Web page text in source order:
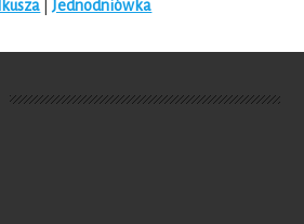
|Jednodniówka